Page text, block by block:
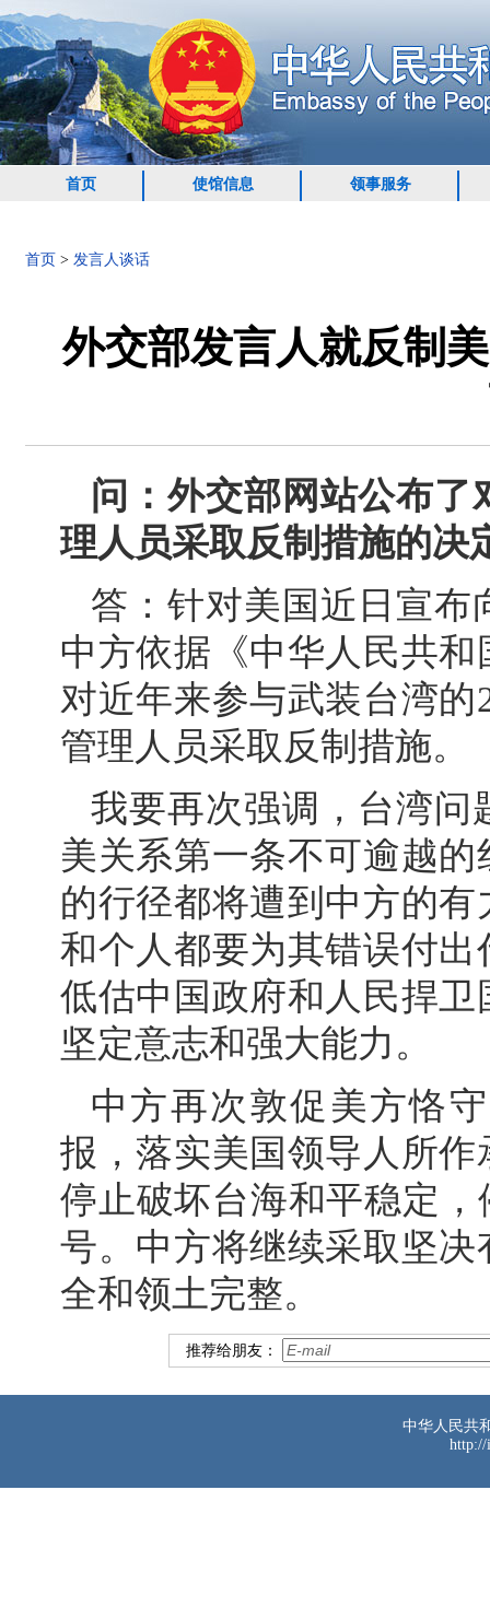
首页 使馆信息 领事服务
首页 > 发言人谈话
外交部发言人就反制
问：外交部网站公布了
理人员采取反制措施的决
答：针对美国近日宣布
中方依据《中华人民共
对近年来参与武装台湾
管理人员采取反制措施。
我要再次强调，台湾问
美关系第一条不可逾越
的行径都将遭到中方的
和个人都要为其错误付
低估中国政府和人民捍
坚定意志和强大能力。
中方再次敦促美方恪
报，落实美国领导人所
停止破坏台海和平稳定
号。中方将继续采取坚
全和领土完整。
推荐给朋友：
中华人民共
http://